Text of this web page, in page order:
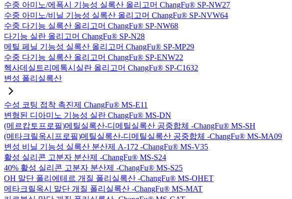
수중 아미노/에폭시 기능성 실록산 올리고머 ChangFu® SP-NW27
수중 아미노/비닐 기능성 실록산 올리고머 ChangFu® SP-NVW64
수중 다기능 실록산 올리고머 ChangFu® SP-NW68
다기능 실란 올리고머 ChangFu® SP-N28
메틸 페닐 기능성 실록산 올리고머 ChangFu® SP-MP29
수중 다기능 실록산 올리고머 ChangFu® SP-ENW22
헥사데실트리메톡시실란 올리고머 ChangFu® SP-C1632
변성 폴리실록산
수성 코팅 접착 촉진제 ChangFu® MS-E11
변형된 디아미노 기능성 실란 ChangFu® MS-DN
(메르캅토프로필)메틸실록산-디메틸실록산 공중합체 -ChangFu® MS-SH
(메타크릴옥시프로필)메틸실록산-디메틸실록산 공중합체 -ChangFu® MS-MA09
변성 비닐 기능성 실록산 분산제 A-172 -ChangFu® MS-V35
활성 실리콘 고분자 분산제 -ChangFu® MS-S24
40% 활성 실리콘 고분자 분산제 -ChangFu® MS-S25
OH 말단 폴리에테르 개질 폴리실록산 -ChangFu® MS-OHET
메타크릴옥시 말단 개질 폴리실록산 -ChangFu® MS-MAT